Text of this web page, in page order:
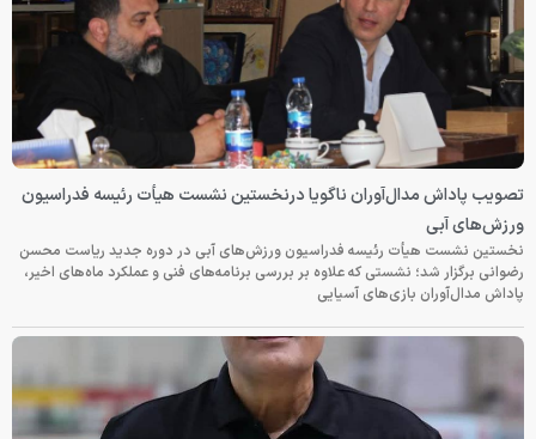
تصویب پاداش مدال‌آوران ناگویا درنخستین نشست هیأت رئیسه فدراسیون
ورزش‌های آبی
نخستین نشست هیأت رئیسه فدراسیون ورزش‌های آبی در دوره جدید ریاست محسن
رضوانی برگزار شد؛ نشستی که علاوه بر بررسی برنامه‌های فنی و عملکرد ماه‌های اخیر،
پاداش مدال‌آوران بازی‌های آسیایی